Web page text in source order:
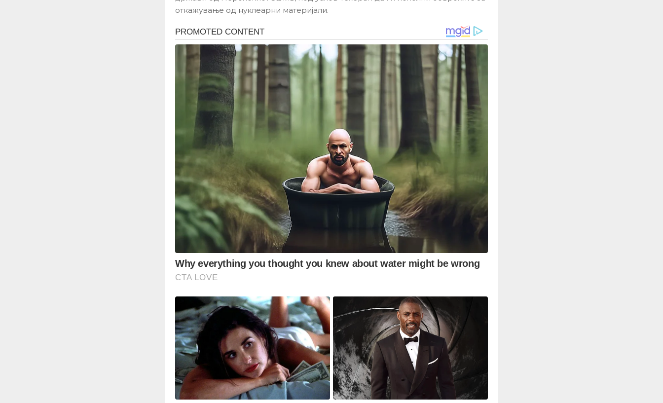
откажување од нуклеарни материјали.